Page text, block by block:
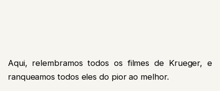
Aqui, relembramos todos os filmes de Krueger, e
ranqueamos todos eles do pior ao melhor.